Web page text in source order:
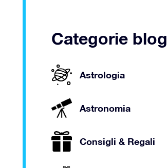
Categorie blog
Astrologia
Astronomia
Consigli & Regali